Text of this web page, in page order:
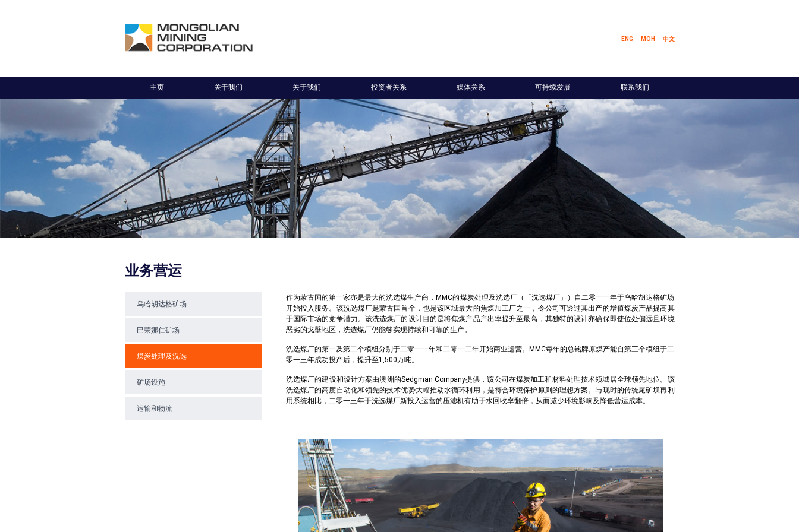
ENG МОН 中文
主页 关于我们 关于我们 投资者关系 媒体关系 可持续发展 联系我们
业务营运
乌哈胡达格矿场
巴荣娜仁矿场
煤炭处理及洗选
矿场设施
运输和物流
作为蒙古国的第一家亦是最大的洗选煤生产商，MMC的煤炭处理及洗选厂（「洗选煤厂」）自二零一一年于乌哈胡达格矿场
开始投入服务。该洗选煤厂是蒙古国首个，也是该区域最大的焦煤加工厂之一，令公司可透过其出产的增值煤炭产品提高其
于国际市场的竞争潜力。该洗选煤厂的设计目的是将焦煤产品产出率提升至最高，其独特的设计亦确保即使位处偏远且环境
恶劣的戈壁地区，洗选煤厂仍能够实现持续和可靠的生产。
洗选煤厂的第一及第二个模组分别于二零一一年和二零一二年开始商业运营。MMC每年的总铭牌原煤产能自第三个模组于二
零一三年成功投产后，提升至1,500万吨。
洗选煤厂的建设和设计方案由澳洲的Sedgman Company提供，该公司在煤炭加工和材料处理技术领域居全球领先地位。该
洗选煤厂的高度自动化和领先的技术优势大幅推动水循环利用，是符合环境保护原则的理想方案。与现时的传统尾矿坝再利
用系统相比，二零一三年于洗选煤厂新投入运营的压滤机有助于水回收率翻倍，从而减少环境影响及降低营运成本。